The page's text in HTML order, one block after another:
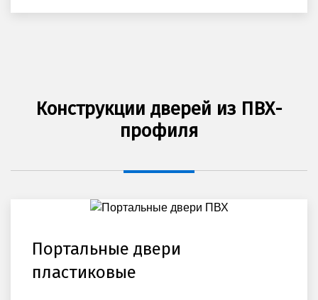
Конструкции дверей из ПВХ-
профиля
Портальные двери
пластиковые